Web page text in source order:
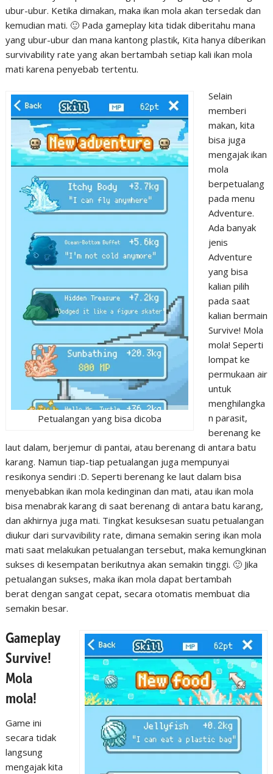
ubur-ubur. Ketika dimakan, maka ikan mola akan tersedak dan
kemudian mati. 🙂 Pada gameplay kita tidak diberitahu mana
yang ubur-ubur dan mana kantong plastik, Kita hanya diberikan
survivability rate yang akan bertambah setiap kali ikan mola
mati karena penyebab tertentu.
Petualangan yang bisa dicoba
Selain
memberi
makan, kita
bisa juga
mengajak ikan
mola
berpetualang
pada menu
Adventure.
Ada banyak
jenis
Adventure
yang bisa
kalian pilih
pada saat
kalian bermain
Survive! Mola
mola! Seperti
lompat ke
permukaan air
untuk
menghilangka
n parasit,
berenang ke
laut dalam, berjemur di pantai, atau berenang di antara batu
karang. Namun tiap-tiap petualangan juga mempunyai
resikonya sendiri :D. Seperti berenang ke laut dalam bisa
menyebabkan ikan mola kedinginan dan mati, atau ikan mola
bisa menabrak karang di saat berenang di antara batu karang,
dan akhirnya juga mati. Tingkat kesuksesan suatu petualangan
diukur dari survavibility rate, dimana semakin sering ikan mola
mati saat melakukan petualangan tersebut, maka kemungkinan
sukses di kesempatan berikutnya akan semakin tinggi. 🙂 Jika
petualangan sukses, maka ikan mola dapat bertambah
berat dengan sangat cepat, secara otomatis membuat dia
semakin besar.
Gameplay
Survive!
Mola
mola!
Game ini
secara tidak
langsung
mengajak kita